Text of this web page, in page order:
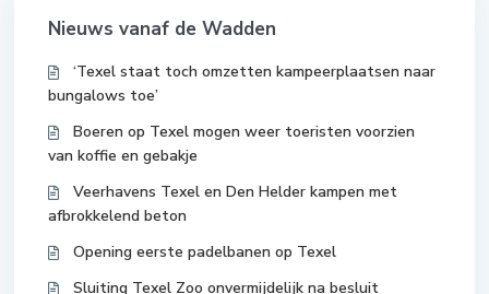
Nieuws vanaf de Wadden
‘Texel staat toch omzetten kampeerplaatsen naar
bungalows toe’
Boeren op Texel mogen weer toeristen voorzien
van koffie en gebakje
Veerhavens Texel en Den Helder kampen met
afbrokkelend beton
Opening eerste padelbanen op Texel
Sluiting Texel Zoo onvermijdelijk na besluit